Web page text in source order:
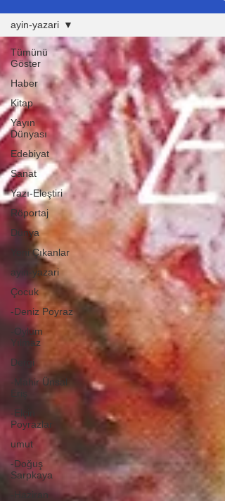
Tümünü
Göster
Haber
Kitap
Yayın
Dünyası
Edebiyat
Sanat
Yazı-Eleştiri
Röportaj
Dünya
Yeni Çıkanlar
ayin-yazari
Çocuk
-Deniz Poyraz
-Oylum
Yılmaz
Dergi
-Mahir Ünsal
Eriş
-Elçin
Poyrazlar
umut
-Doğuş
Sarpkaya
-Haziran
ayin-yazari